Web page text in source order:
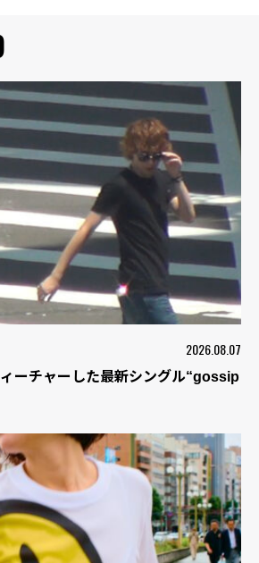
2026.08.07
ーチャーした最新シングル“gossip